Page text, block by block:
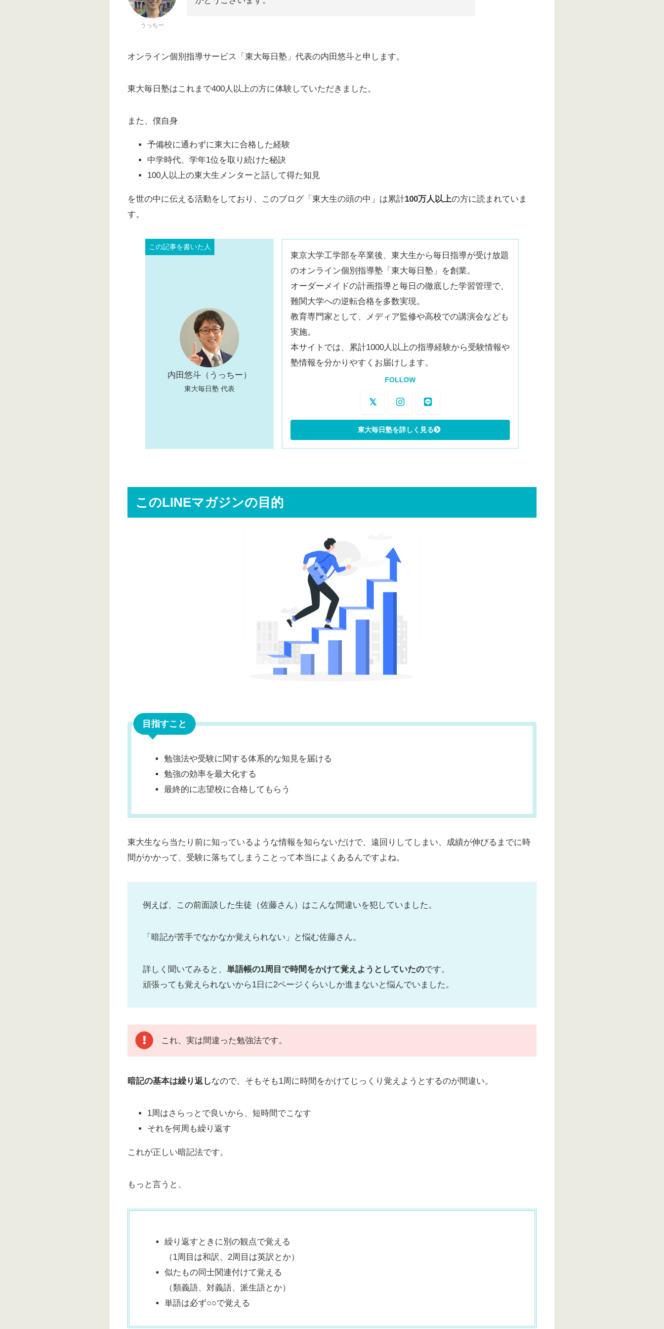
うっちー
オンライン個別指導サービス「東大毎日塾」代表の内田悠斗と申します。
東大毎日塾はこれまで400人以上の方に体験していただきました。
また、僕自身
予備校に通わずに東大に合格した経験
中学時代、学年1位を取り続けた秘訣
100人以上の東大生メンターと話して得た知見
を世の中に伝える活動をしており、このブログ「東大生の頭の中」は累計100万人以上の方に読まれていま
す。
内田悠斗（うっちー）
東大毎日塾 代表
東京大学工学部を卒業後、東大生から毎日指導が受け放題
のオンライン個別指導塾「東大毎日塾」を創業。
オーダーメイドの計画指導と毎日の徹底した学習管理で、
難関大学への逆転合格を多数実現。
教育専門家として、メディア監修や高校での講演会なども
実施。
本サイトでは、累計1000人以上の指導経験から受験情報や
塾情報を分かりやすくお届けします。
FOLLOW
このLINEマガジンの目的
目指すこと
勉強法や受験に関する体系的な知見を届ける
勉強の効率を最大化する
最終的に志望校に合格してもらう
東大生なら当たり前に知っているような情報を知らないだけで、遠回りしてしまい、成績が伸びるまでに時
間がかかって、受験に落ちてしまうことって本当によくあるんですよね。
例えば、この前面談した生徒（佐藤さん）はこんな間違いを犯していました。
「暗記が苦手でなかなか覚えられない」と悩む佐藤さん。
詳しく聞いてみると、 単語帳の1周目で時間をかけて覚えようとしていたのです。
頑張っても覚えられないから1日に2ページくらいしか進まないと悩んでいました。
これ、実は間違った勉強法です。
暗記の基本は繰り返しなので、そもそも1周に時間をかけてじっくり覚えようとするのが間違い。
1周はさらっとで良いから、短時間でこなす
それを何周も繰り返す
これが正しい暗記法です。
もっと言うと、
繰り返すときに別の観点で覚える
（1周目は和訳、2周目は英訳とか）
似たもの同士関連付けて覚える
（類義語、対義語、派生語とか）
単語は必ず○○で覚える